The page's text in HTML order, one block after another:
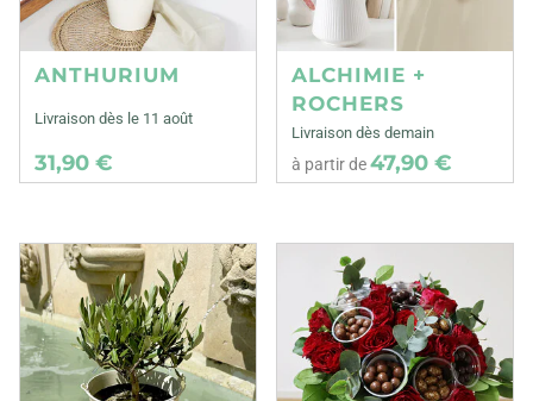
ANTHURIUM
Livraison dès le 11 août
31,90 €
ALCHIMIE +
ROCHERS
Livraison dès demain
à partir de47,90 €